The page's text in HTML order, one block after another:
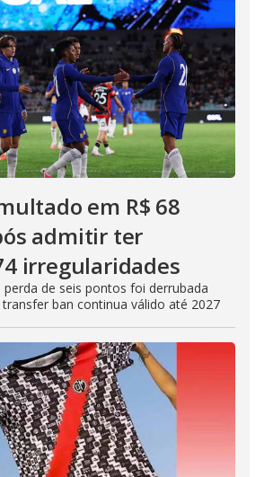
em R$ 68
admitir ter
irregularidades
perda de seis pontos foi derrubada
ban continua válido até 2027